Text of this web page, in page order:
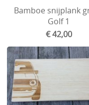
Honda
Bamboe snijplank
Golf 1
€ 42,00